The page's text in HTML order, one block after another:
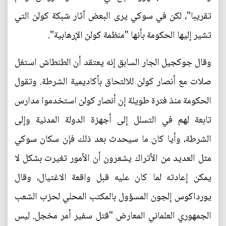
تقريبا"، لكن في سوكي يرى البعض آثار شبكة كولن التي
تشير إليها الحكومة بأنها "منظمة كولن الإرهابية".
وقال جوكجيل الجار السابق إنه يعتقد أن الطنطاش استغل
صلات مع أنصار كولن للالتحاق بأكاديمية الشرطة. وتقول
الحكومة منذ فترة طويلة إن أنصار كولن استخدموا مدارس
تابعة لهم في التسلل إلى أجهزة الدولة المدنية وإلى
الشرطة، وأيا كان ما سيحدث بعد ذلك فإن سكان سوكي
مثل العديد من الأتراك يشعرون أن الأمور تغيرت بشكل لا
يمكن إعادته لما كان عليه قبل واقعة الاغتيال، وقال
يورداكوس إلجون المسؤول بالمكتب المحلي لحزب الشعب
الجمهوري العلماني المعارض "قتل سفير أمر مخجل. ليس